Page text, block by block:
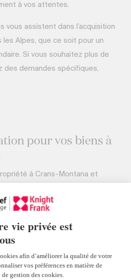
à vos attentes.
vous assistent dans l’acquisition
Alpes, que ce soit pour un
Si vous souhaitez plus de
des demandes spécifiques,
pour vos biens à
à Crans-Montana et
Frank offre des services
est à votre
chalet, villa ou appartement